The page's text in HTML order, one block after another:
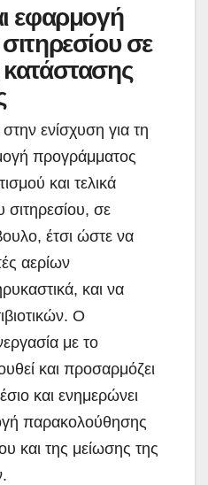
εφαρμογή
σε
ενίσχυση για τη
προγράμματος
και τελικά
σιτηρεσίου, σε
έτσι ώστε να
αερίων
και να
Ο
με το
και προσαρμόζει
και ενημερώνει
παρακολούθησης
και της μείωσης της